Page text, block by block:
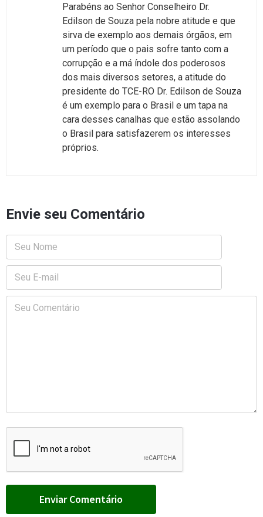
Parabéns ao Senhor Conselheiro Dr.
Edilson de Souza pela nobre atitude e que
sirva de exemplo aos demais órgãos, em
um período que o pais sofre tanto com a
corrupção e a má índole dos poderosos
dos mais diversos setores, a atitude do
presidente do TCE-RO Dr. Edilson de Souza
é um exemplo para o Brasil e um tapa na
cara desses canalhas que estão assolando
o Brasil para satisfazerem os interesses
próprios.
Envie seu Comentário